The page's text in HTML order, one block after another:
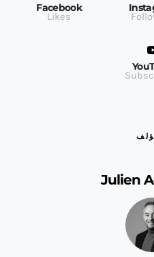
Facebook
Likes
Julien